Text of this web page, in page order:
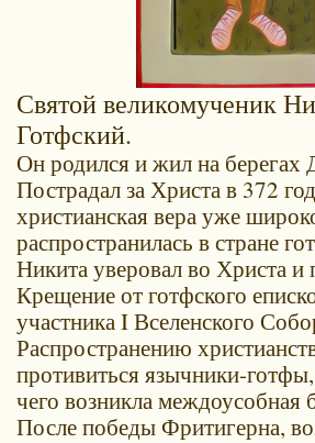
Святой великомученик
Готфский.
Он родился и жил на берегах
Пострадал за Христа в 372
христианская вера уже
распространилась в стране
Никита уверовал во Христа и
Крещение от готфского
участника I Вселенского
Распространению
противиться язычники-готфы,
чего возникла междоусобная
После победы Фритигерна,